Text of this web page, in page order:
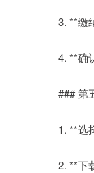
3. **缴
4. **确
### 第
1. **选
2. **下